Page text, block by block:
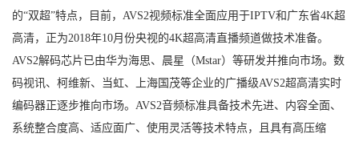
的“双超”特点，目前，AVS2视频标准全面应用于IPTV和广东省4K超
高清，正为2018年10月份央视的4K超高清直播频道做技术准备。
AVS2解码芯片已由华为海思、晨星（Mstar）等研发并推向市场。数
码视讯、柯维新、当虹、上海国茂等企业的广播级AVS2超高清实时
编码器正逐步推向市场。AVS2音频标准具备技术先进、内容全面、
系统整合度高、适应面广、使用灵活等技术特点，且具有高压缩